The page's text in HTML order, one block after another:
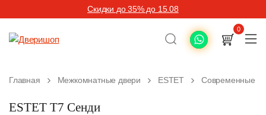
Скидки до 35% до 15.08
0
Главная Межкомнатные двери ESTET Современные
ESTET T7 Сенди